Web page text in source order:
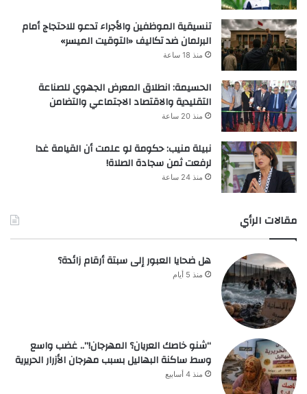
تنسيقية الموظفين والأجراء تدعو للاحتجاج أمام
البرلمان ضد تكاليف «التوقيت الميسر»
منذ 18 ساعة
الحسيمة: انطلاق المعرض الجهوي للصناعة
التقليدية والاقتصاد الاجتماعي والتضامن
منذ 20 ساعة
نبيلة منيب: حكومة لو علمت أن القيامة غدا
لرفعت ثمن سجادة الصلاة!
منذ 24 ساعة
مقالات الرأي
هل ضحايا العبور إلى سبتة أرقام زائدة؟
منذ 5 أيام
“شنو خاصك العريان؟ المهرجان!”.. غضب واسع
وسط ساكنة البهاليل بسبب مهرجان الأزرار الحريرية
منذ 4 أسابيع